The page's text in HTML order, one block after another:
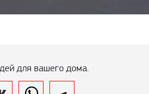
для вашего дома.